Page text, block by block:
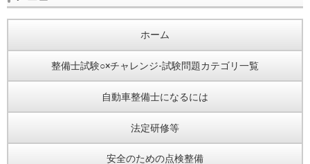
ホーム
整備士試験○×チャレンジ-試験問題カテゴリ一覧
自動車整備士になるには
法定研修等
安全のための点検整備